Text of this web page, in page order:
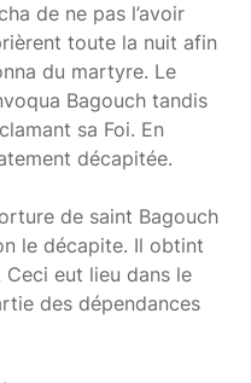
de ne pas l’avoir
toute la nuit afin
du martyre. Le
Bagouch tandis
sa Foi. En
décapitée.
de saint Bagouch
le décapite. Il obtint
eut lieu dans le
des dépendances